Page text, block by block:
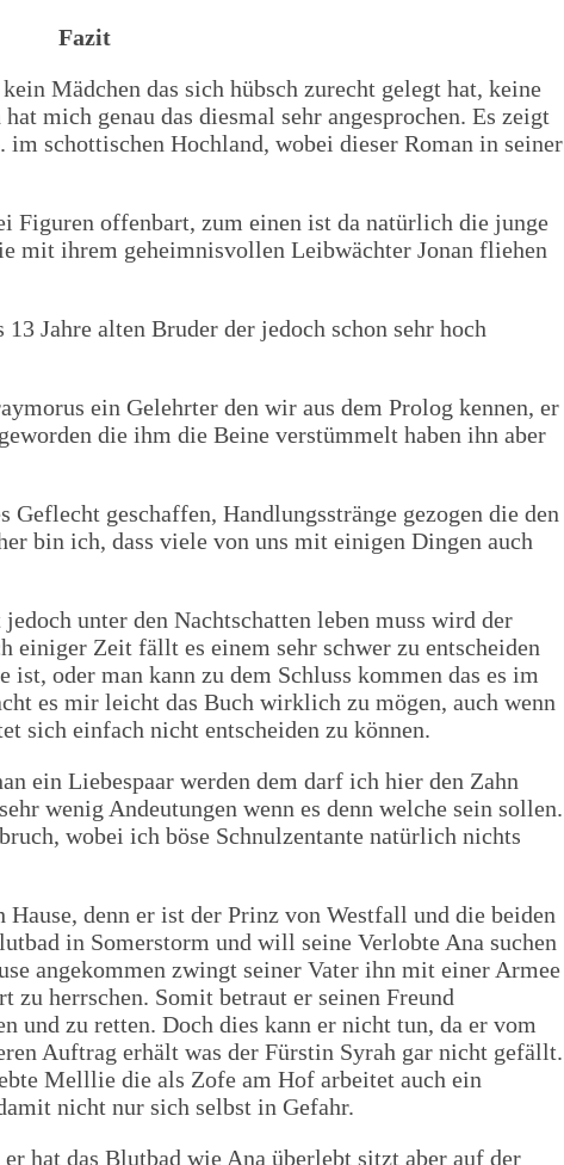
Fazit
Mädchen das sich hübsch zurecht gelegt hat, keine
mich genau das diesmal sehr angesprochen. Es zeigt
im schottischen Hochland, wobei dieser Roman in seiner
Figuren offenbart, zum einen ist da natürlich die junge
mit ihrem geheimnisvollen Leibwächter Jonan fliehen
Jahre alten Bruder der jedoch schon sehr hoch
ein Gelehrter den wir aus dem Prolog kennen, er
die ihm die Beine verstümmelt haben ihn aber
geschaffen, Handlungsstränge gezogen die den
bin ich, dass viele von uns mit einigen Dingen auch
unter den Nachtschatten leben muss wird der
einiger Zeit fällt es einem sehr schwer zu entscheiden
ist, oder man kann zu dem Schluss kommen das es im
es mir leicht das Buch wirklich zu mögen, auch wenn
sich einfach nicht entscheiden zu können.
ein Liebespaar werden dem darf ich hier den Zahn
wenig Andeutungen wenn es denn welche sein sollen.
wobei ich böse Schnulzentante natürlich nichts
denn er ist der Prinz von Westfall und die beiden
in Somerstorm und will seine Verlobte Ana suchen
angekommen zwingt seiner Vater ihn mit einer Armee
zu herrschen. Somit betraut er seinen Freund
und zu retten. Doch dies kann er nicht tun, da er vom
Auftrag erhält was der Fürstin Syrah gar nicht gefällt.
Melllie die als Zofe am Hof arbeitet auch ein
nicht nur sich selbst in Gefahr.
hat das Blutbad wie Ana überlebt sitzt aber auf der